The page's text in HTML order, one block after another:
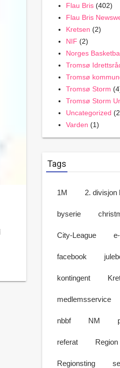
Flau Bris (402)
Flau Bris
Kretsen (2)
NIF (2)
Norges
Tromsø
Tromsø
Tromsø Storm
Tromsø Storm
Uncategorized
Varden (1)
Tags
1M 2. divisjon
byserie
City-League
facebook
kontingent
medlemsservice
nbbf NM
referat Region
Regionsting